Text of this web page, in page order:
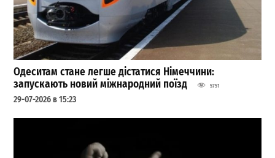
Одеситам стане легше дістатися Німеччини:
запускають новий міжнародний поїзд
5751
29-07-2026 в 15:23